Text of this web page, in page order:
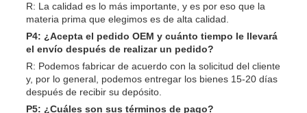
R: La calidad es lo más importante, y es por eso que la
materia prima que elegimos es de alta calidad.
P4: ¿Acepta el pedido OEM y cuánto tiempo le llevará
el envío después de realizar un pedido?
R: Podemos fabricar de acuerdo con la solicitud del cliente
y, por lo general, podemos entregar los bienes 15-20 días
después de recibir su depósito.
P5: ¿Cuáles son sus términos de pago?